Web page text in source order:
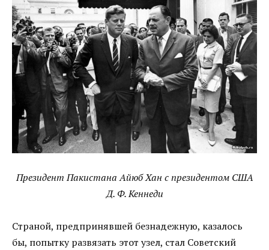
Президент Пакистана Айюб Хан с президентом США
Д. Ф. Кеннеди
Страной, предпринявшей безнадежную, казалось
бы, попытку развязать этот узел, стал Советский